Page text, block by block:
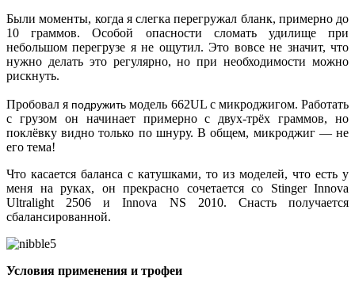
Были моменты, когда я слегка перегружал бланк, примерно до
10 граммов. Особой опасности сломать удилище при
небольшом перегрузе я не ощутил. Это вовсе не значит, что
нужно делать это регулярно, но при необходимости можно
рискнуть.
Пробовал я подружить модель 662UL с микроджигом. Работать
с грузом он начинает примерно с двух-трёх граммов, но
поклёвку видно только по шнуру. В общем, микроджиг — не
его тема!
Что касается баланса с катушками, то из моделей, что есть у
меня на руках, он прекрасно сочетается со Stinger Innova
Ultralight 2506 и Innova NS 2010. Снасть получается
сбалансированной.
Условия применения и трофеи